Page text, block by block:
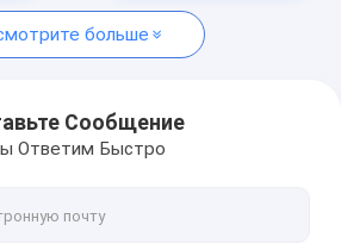
из резины
больше
Сообщение
Ответим Быстро